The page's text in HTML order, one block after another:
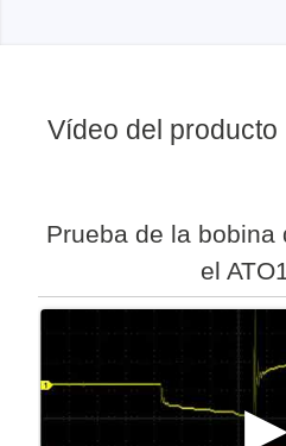
Vídeo del producto
Prueba de la bobina
el